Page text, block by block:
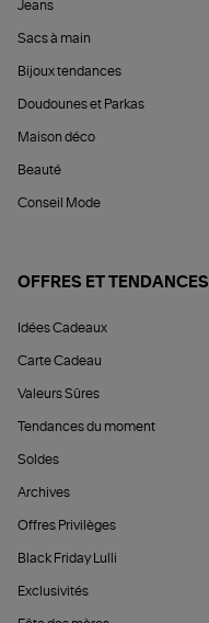
Jeans
Sacs à main
Bijoux tendances
Doudounes et Parkas
Maison déco
Beauté
Conseil Mode
OFFRES ET TENDANCES
Idées Cadeaux
Carte Cadeau
Valeurs Sûres
Tendances du moment
Soldes
Archives
Offres Privilèges
Black Friday Lulli
Exclusivités